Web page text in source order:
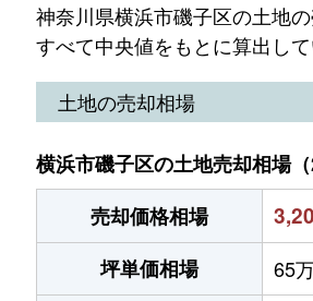
神奈川県横浜市磯子区の土地の
すべて中央値をもとに算出して
土地の売却相場
横浜市磯子区の土地売却相場（
売却価格相場
坪単価相場
65